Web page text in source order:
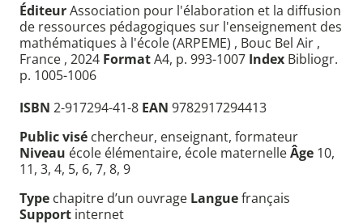
ÉditeurAssociation pour l'élaboration et la diffusion
de ressources pédagogiques sur l'enseignement des
mathématiques à l'école (ARPEME) , Bouc Bel Air ,
France , 2024 FormatA4, p. 993-1007 Index Bibliogr.
p. 1005-1006
ISBN 2-917294-41-8 EAN 9782917294413
Public visé chercheur, enseignant, formateur
Niveau école élémentaire, école maternelleÂge 10,
11, 3, 4, 5, 6, 7, 8, 9
Type chapitre d’un ouvrage Languefrançais
Support internet